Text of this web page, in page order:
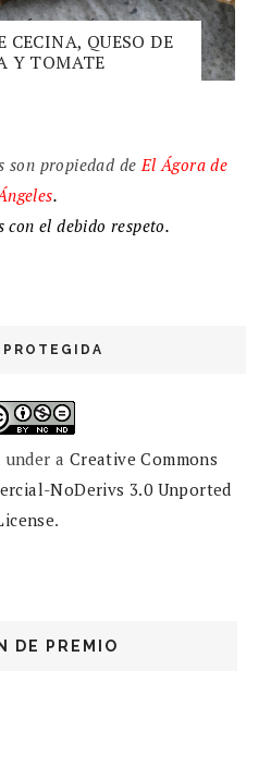
CECINA, QUESO DE
Y TOMATE
son propiedad de ElÁgora de
.
con el debido respeto.
PROTEGIDA
a Creative Commons
NoDerivs 3.0 Unported
.
DE PREMIO